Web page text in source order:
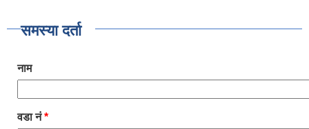
समस्या दर्ता
नाम
वडा नं*